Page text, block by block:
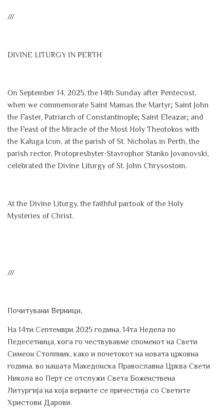
///
DIVINE LITURGY IN PERTH
On September 14, 2025, the 14th Sunday after Pentecost,
when we commemorate Saint Mamas the Martyr; Saint John
the Faster, Patriarch of Constantinople; Saint Eleazar; and
the Feast of the Miracle of the Most Holy Theotokos with
the Kaluga Icon, at the parish of St. Nicholas in Perth, the
parish rector, Protopresbyter-Stavrophor Stanko Jovanovski,
celebrated the Divine Liturgy of St. John Chrysostom.
At the Divine Liturgy, the faithful partook of the Holy
Mysteries of Christ.
///
Почитувани Верници,
На 14ти Септември 2025 година, 14тa Недела по
Педесетница, кога го чествувавме споменот на Свети
Симеон Столпник, како и почетокот на новата црковна
година, во нашата Македонска Православна Црква Свети
Никола во Перт се отслужи Света Боженствена
Литургија на која верните се причестија со Светите
Христови Дарови.